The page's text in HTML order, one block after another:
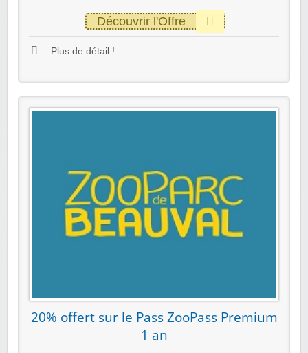
Découvrir l'Offre
Plus de détail !
20% offert sur le Pass ZooPass Premium
1 an